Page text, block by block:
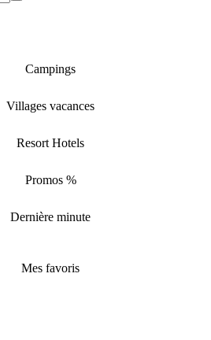
Campings
Villages vacances
Resort Hotels
Promos %
Dernière minute
Mes favoris